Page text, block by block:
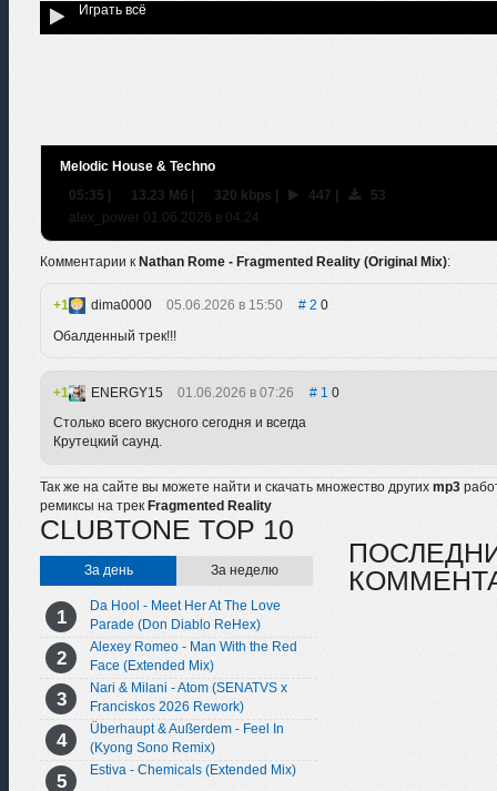
Играть всё
Melodic House & Techno
05:35 | 13.23 Мб | 320 kbps | 447 |
53
alex_power 01.06.2026 в 04:24
Комментарии к Nathan Rome - Fragmented Reality (Original Mix):
1 dima0000 05.06.2026 в 15:50 2 0
Обалденный трек!!!
1 ENERGY15 01.06.2026 в 07:26 1 0
Столько всего вкусного сегодня и всегда
Крутецкий саунд.
Так же на сайте вы можете найти и скачать множество других mp3
ремиксы на трек Fragmented Reality
CLUBTONE TOP 10
За день За неделю
Da Hool - Meet Her At The Love
Parade (Don Diablo ReHex)
Alexey Romeo - Man With the Red
Face (Extended Mix)
Nari & Milani - Atom (SENATVS x
Franciskos 2026 Rework)
Überhaupt & Außerdem - Feel In
(Kyong Sono Remix)
Estiva - Chemicals (Extended Mix)